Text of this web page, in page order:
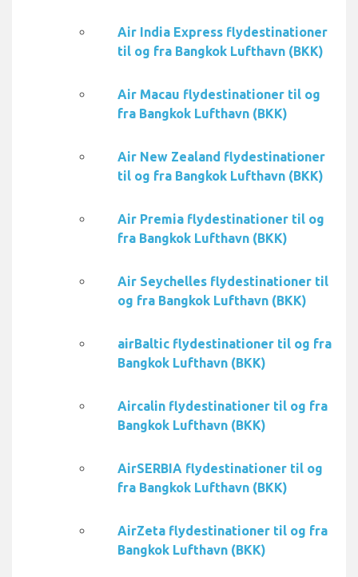
Air India Express flydestinationer
til og fra Bangkok Lufthavn (BKK)
Air Macau flydestinationer til og
fra Bangkok Lufthavn (BKK)
Air New Zealand flydestinationer
til og fra Bangkok Lufthavn (BKK)
Air Premia flydestinationer til og
fra Bangkok Lufthavn (BKK)
Air Seychelles flydestinationer til
og fra Bangkok Lufthavn (BKK)
airBaltic flydestinationer til og fra
Bangkok Lufthavn (BKK)
Aircalin flydestinationer til og fra
Bangkok Lufthavn (BKK)
AirSERBIA flydestinationer til og
fra Bangkok Lufthavn (BKK)
AirZeta flydestinationer til og fra
Bangkok Lufthavn (BKK)